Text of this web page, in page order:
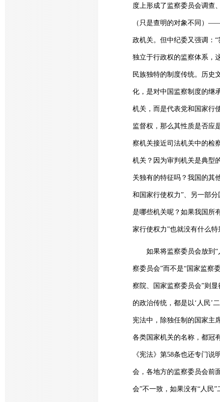
度上形成了监察委员会调查
（只是查明的对象不同）
政机关。但中纪委又强调：
独立于行政权的监察体系，
民族独特的制度传统。历史
化，是对中国监察制度的继
机关，而是代表党和国家行
监督权，那么其性质是否应
察机关接近司法机关中的检
机关？因为审判机关是典型
关独有的特征吗？我国的其
和国家行使权力”、另一部
是哪些机关呢？如果我国所
家行使权力”也就没有什么特
如果将监察委员会放到“
察委员会”而不是“国家监察
察院、国家监察委员会”则
的政治传统，都是以‘人民’
宪法中，除独任制的国家主
各类国家机关的名称，都冠
《宪法》第58条也还专门
会，各地方的监察委员会前
会”不一致，如果没有“人民